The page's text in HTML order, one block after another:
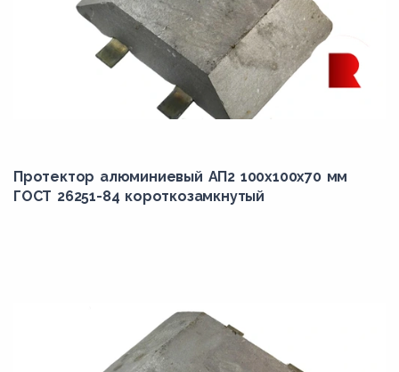
Протектор алюминиевый АП2 100х100х70 мм
ГОСТ 26251-84 короткозамкнутый